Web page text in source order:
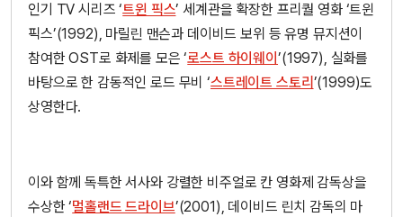
인기 TV 시리즈 ‘트윈 픽스’ 세계관을 확장한 프리퀄 영화 ‘트윈
픽스’(1992), 마릴린 맨슨과 데이비드 보위 등 유명 뮤지션이
참여한 OST로 화제를 모은 ‘로스트 하이웨이’(1997), 실화를
바탕으로 한 감동적인 로드 무비 ‘스트레이트 스토리 ’(1999)도
상영한다.
이와 함께 독특한 서사와 강렬한 비주얼로 칸 영화제 감독상을
수상한 ‘멀홀랜드 드라이브’(2001), 데이비드 린치 감독의 마